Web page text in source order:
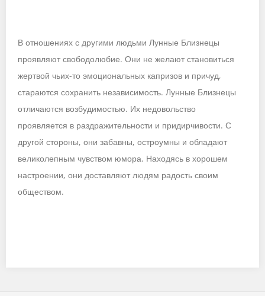
В отношениях с другими людьми Лунные Близнецы
проявляют свободолюбие. Они не желают становиться
жертвой чьих-то эмоциональных капризов и причуд,
стараются сохранить независимость. Лунные Близнецы
отличаются возбудимостью. Их недовольство
проявляется в раздражительности и придирчивости. С
другой стороны, они забавны, остроумны и обладают
великолепным чувством юмора. Находясь в хорошем
настроении, они доставляют людям радость своим
обществом.